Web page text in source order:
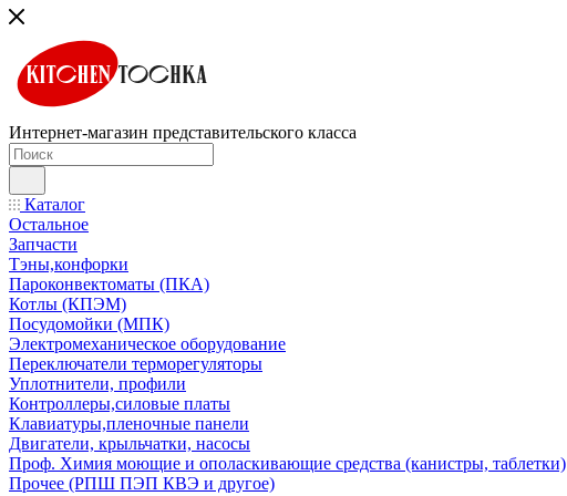
Интернет-магазин представительского класса
Каталог
Остальное
Запчасти
Тэны,конфорки
Пароконвектоматы (ПКА)
Котлы (КПЭМ)
Посудомойки (МПК)
Электромеханическое оборудование
Переключатели терморегуляторы
Уплотнители, профили
Контроллеры,силовые платы
Клавиатуры,пленочные панели
Двигатели, крыльчатки, насосы
Проф. Химия моющие и ополаскивающие средства (канистры, таблетки)
Прочее (РПШ ПЭП КВЭ и другое)